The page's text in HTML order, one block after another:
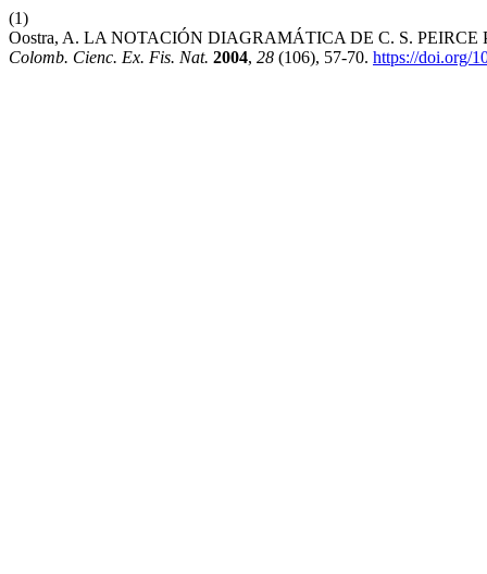
(1)
Oostra, A. LA NOTACIÓN DIAGRAMÁTICA DE C. S.
Colomb. Cienc. Ex. Fis. Nat. 2004, 28 (106), 57-70. https://doi.org/